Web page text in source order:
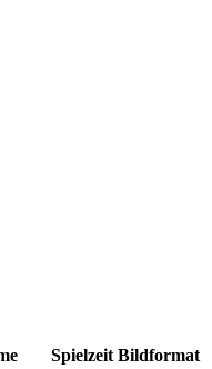
Spielzeit Bildformat